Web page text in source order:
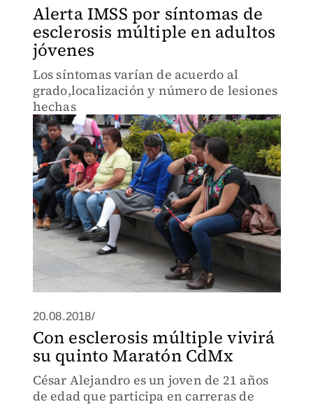
Alerta IMSS por síntomas de
esclerosis múltiple en adultos
jóvenes
Los síntomas varían de acuerdo al
grado,localización y número de lesiones
hechas
20.08.2018/
Con esclerosis múltiple vivirá
su quinto Maratón CdMx
César Alejandro es un joven de 21 años
de edad que participa en carreras de